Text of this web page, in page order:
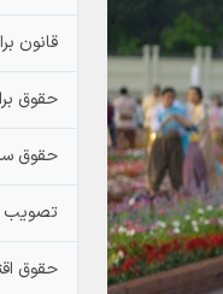
قانون
حقوق
حقوق
تصویب
حقوق